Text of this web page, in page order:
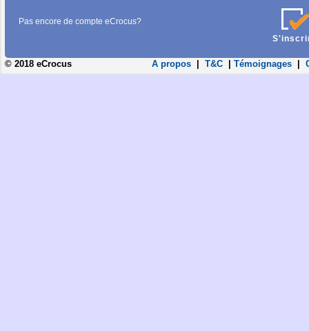
Pas encore de compte eCrocus?
© 2018 eCrocus A propos T&C Témoignages